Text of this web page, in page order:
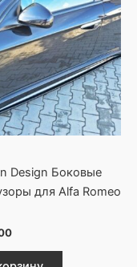
Design Боковые
для Alfa Romeo